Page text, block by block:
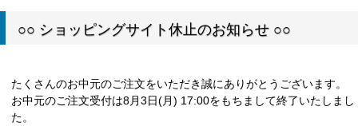
○○ ショッピングサイト休止のお知らせ ○○
たくさんのお中元のご注文をいただき誠にありがとうございます。
お中元のご注文受付は8月3日(月) 17:00をもちまして終了いたしまし
た。